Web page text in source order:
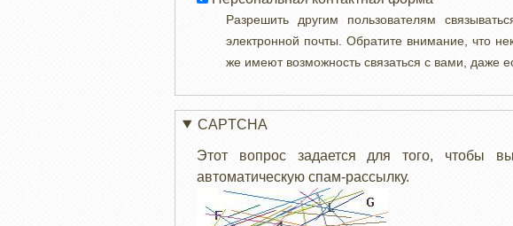
Разрешить другим пользователям
электронной почты. Обратите внимание, что
же имеют возможность связаться с вами, даже
CAPTCHA
Этот вопрос задается для того, чтобы
автоматическую спам-рассылку.